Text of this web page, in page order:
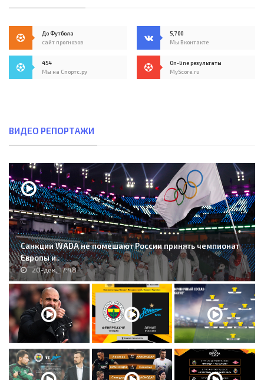
До Футбола
сайт прогнозов
5,700
Мы Вконтакте
454
Мы на Спортс.ру
On-line результаты
MyScore.ru
ВИДЕО РЕПОРТАЖИ
Санкции WADA не помешают России принять чемпионат
Европы и..
20-дек, 17:48